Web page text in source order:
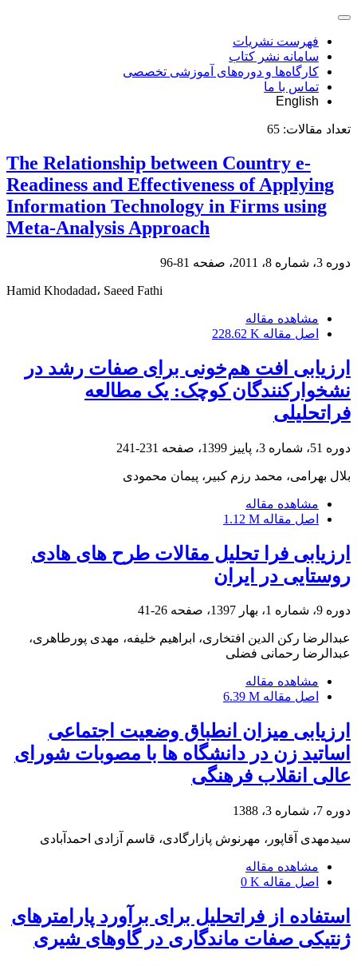
فهرست نشریات
سامانه نشر کتاب
کارگاه‌ها و دوره‌های آموزشی تخصصی
تماس با ما
English
تعداد مقالات: 65
The Relationship between Country e-
Readiness and Effectiveness of Applying
Information Technology in Firms using
Meta-Analysis Approach
دوره 3، شماره 8، 2011، صفحه 81-96
Hamid Khodadad، Saeed Fathi
مشاهده مقاله
اصل مقاله 228.62 K
ارزیابی افت هم‌خونی برای صفات رشد در
نشخوارکنندگان کوچک: یک مطالعه
فراتحلیلی
دوره 51، شماره 3، پاییز 1399، صفحه 231-241
بلال بهرامی، محمد رزم کبیر، پیمان محمودی
مشاهده مقاله
اصل مقاله 1.12 M
ارزیابی فرا تحلیل مقالات طرح های هادی
روستایی در ایران
دوره 9، شماره 1، بهار 1397، صفحه 26-41
عبدالرضا رکن الدین افتخاری، ابراهیم خلیفه، مهدی پورطاهری،
عبدالرضا رحمانی فضلی
مشاهده مقاله
اصل مقاله 6.39 M
ارزیابی میزان انطباق وضعیت اجتماعی
اساتید زن در دانشگاه ها با مصوبات شورای
عالی انقلاب فرهنگی
دوره 7، شماره 3، 1388
سیدمهدی آقاپور، مهرنوش پازارگادی، قاسم آزادی احمدآبادی
مشاهده مقاله
اصل مقاله 0 K
استفاده از فراتحلیل برای برآورد پارامترهای
ژنتیکی صفات ماندگاری در گاوهای شیری